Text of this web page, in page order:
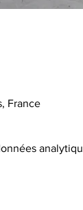
France